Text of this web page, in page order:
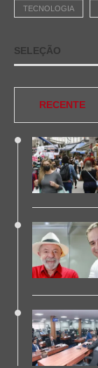
TECNOLOGIA
SELEÇÃO
RECENTE